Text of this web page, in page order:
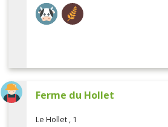
Ferme du Hollet
Le Hollet , 1